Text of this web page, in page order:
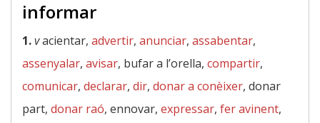
informar
1.vacientar, advertir, anunciar, assabentar,
assenyalar, avisar, bufar a l’orella, compartir,
comunicar, declarar, dir, donar a conèixer, donar
part, donar raó, ennovar, expressar, fer avinent,